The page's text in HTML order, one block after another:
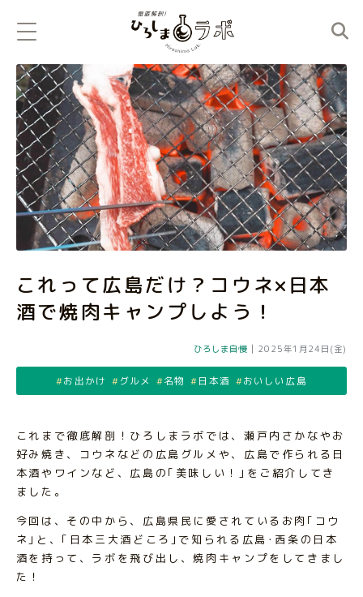
これって広島だけ？コウネ×日本
酒で焼肉キャンプしよう！
ひろしま自慢 | 2025年1月24日(金)
お出かけ グルメ 名物 日本酒 おいしい広島
これまで徹底解剖！ひろしまラボでは、瀬戸内さかなやお
好み焼き、コウネなどの広島グルメや、広島で作られる日
本酒やワインなど、広島の｢美味しい！｣をご紹介してき
ました。
今回は、その中から、広島県民に愛されているお肉｢コウ
ネ｣と、｢日本三大酒どころ｣で知られる広島･西条の日本
酒を持って、ラボを飛び出し、焼肉キャンプをしてきまし
た！